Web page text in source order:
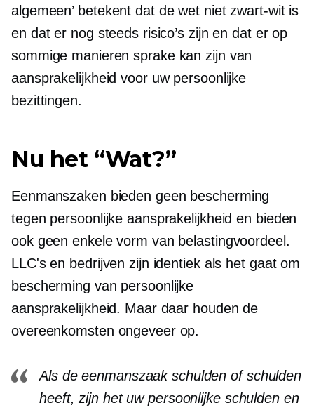
algemeen’ betekent dat de wet niet zwart-wit is
en dat er nog steeds risico’s zijn en dat er op
sommige manieren sprake kan zijn van
aansprakelijkheid voor uw persoonlijke
bezittingen.
Nu het “Wat?”
Eenmanszaken bieden geen bescherming
tegen persoonlijke aansprakelijkheid en bieden
ook geen enkele vorm van belastingvoordeel.
LLC's en bedrijven zijn identiek als het gaat om
bescherming van persoonlijke
aansprakelijkheid. Maar daar houden de
overeenkomsten ongeveer op.
Als de eenmanszaak schulden of schulden
heeft, zijn het uw persoonlijke schulden en